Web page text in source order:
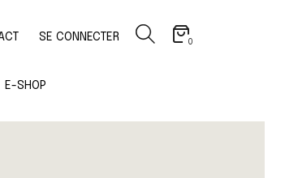
SE CONNECTER 0
E-SHOP